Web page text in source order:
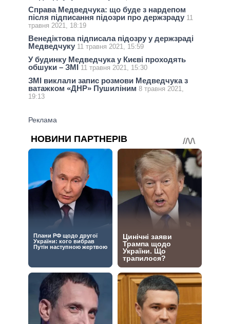
Справа Медведчука: що буде з нардепом
після підписання підозри про держзраду 11
травня 2021, 18:19
Венедіктова підписала підозру у держзраді
Медведчуку 11 травня 2021, 15:59
У будинку Медведчука у Києві проходять
обшуки – ЗМІ 11 травня 2021, 15:30
ЗМІ виклали запис розмови Медведчука з
ватажком «ДНР» Пушиліним 8 травня 2021,
19:13